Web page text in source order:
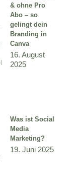
& ohne Pro
Abo – so
gelingt dein
Branding in
Canva
16. August
2025
Was ist Social
Media
Marketing?
19. Juni 2025